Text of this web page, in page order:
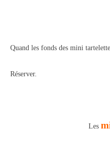
Quand les fonds des mini
Réserver.
Les